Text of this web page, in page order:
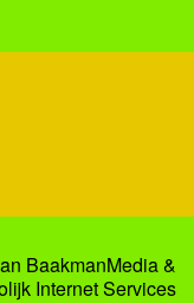
BaakmanMedia&
Internet Services